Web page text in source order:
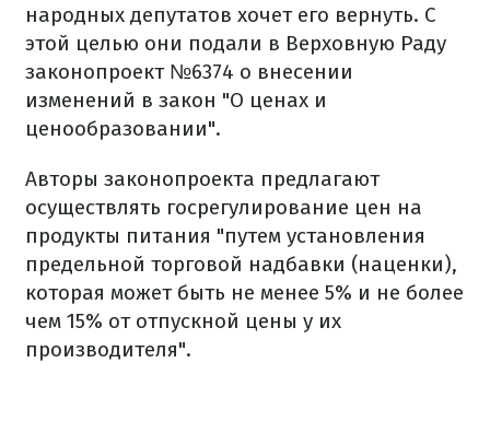
народных депутатов хочет его вернуть. С
этой целью они подали в Верховную Раду
законопроект №6374 о внесении
изменений в закон "О ценах и
ценообразовании".
Авторы законопроекта предлагают
осуществлять госрегулирование цен на
продукты питания "путем установления
предельной торговой надбавки (наценки),
которая может быть не менее 5% и не более
чем 15% от отпускной цены у их
производителя".